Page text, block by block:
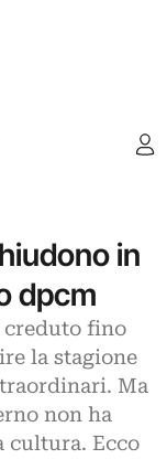
in
dpcm
creduto fino
la stagione
Ma
non ha
cultura. Ecco